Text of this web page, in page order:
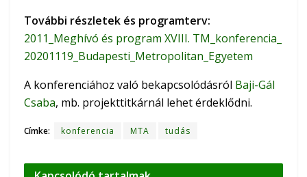
További részletek és programterv:
2011_Meghívó és program XVIII. TM_konferencia_
20201119_Budapesti_Metropolitan_Egyetem
A konferenciához való bekapcsolódásról Baji-Gál
Csaba, mb. projekttitkárnál lehet érdeklődni.
Címke: konferencia MTA tudás